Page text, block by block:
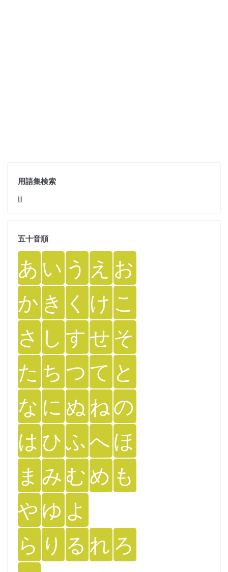
用語集検索
jjj
五十音順
あ い う え お
か き く け こ
さ し すせ そ
た ち つ て と
な に ぬ ねの
は ひふへほ
ま み むめ も
や ゆ よ
ら り る れ ろ